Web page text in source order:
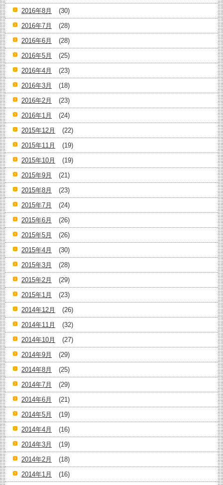
2016年8月
(30)
2016年7月
(28)
2016年6月
(28)
2016年5月
(25)
2016年4月
(23)
2016年3月
(18)
2016年2月
(23)
2016年1月
(24)
2015年12月
(22)
2015年11月
(19)
2015年10月
(19)
2015年9月
(21)
2015年8月
(23)
2015年7月
(24)
2015年6月
(26)
2015年5月
(26)
2015年4月
(30)
2015年3月
(28)
2015年2月
(29)
2015年1月
(23)
2014年12月
(26)
2014年11月
(32)
2014年10月
(27)
2014年9月
(29)
2014年8月
(25)
2014年7月
(29)
2014年6月
(21)
2014年5月
(19)
2014年4月
(16)
2014年3月
(19)
2014年2月
(18)
2014年1月
(16)